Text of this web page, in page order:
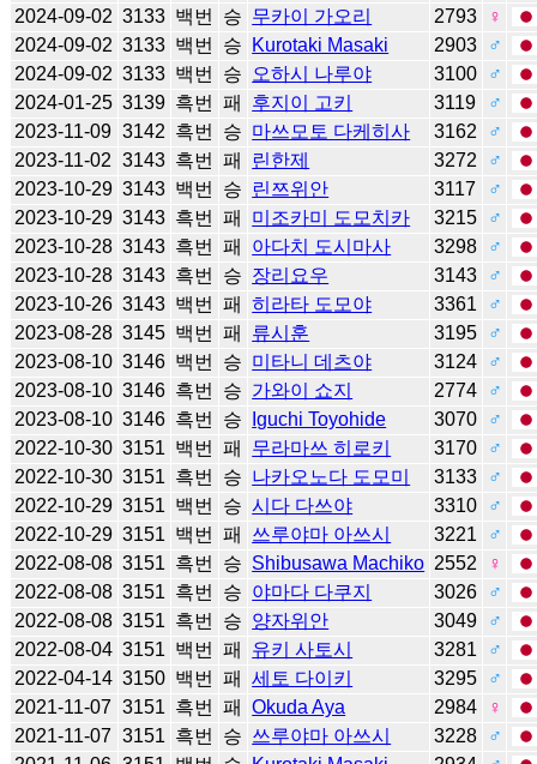
2024-09-02 3133 백번 승 무카이 가오리 2793
♀
2024-09-02 3133 백번 승 Kurotaki Masaki 2903
♂
2024-09-02 3133 백번 승 오하시 나루야 3100
♂
2024-01-25 3139 흑번 패 후지이 고키 3119
♂
2023-11-09 3142 흑번 승 마쓰모토 다케히사 3162
♂
2023-11-02 3143 흑번 패 린한제 3272
♂
2023-10-29 3143 백번 승 린쯔위안 3117
♂
2023-10-29 3143 흑번 패 미조카미 도모치카 3215
♂
2023-10-28 3143 흑번 패 아다치 도시마사 3298
♂
2023-10-28 3143 흑번 승 장리요우 3143
♂
2023-10-26 3143 백번 패 히라타 도모야 3361
♂
2023-08-28 3145 백번 패 류시훈 3195
♂
2023-08-10 3146 백번 승 미타니 데츠야 3124
♂
2023-08-10 3146 흑번 승 가와이 쇼지 2774
♂
2023-08-10 3146 흑번 승 Iguchi Toyohide 3070
♂
2022-10-30 3151 백번 패 무라마쓰 히로키 3170
♂
2022-10-30 3151 흑번 승 나카오노다 도모미 3133
♂
2022-10-29 3151 백번 승 시다 다쓰야 3310
♂
2022-10-29 3151 백번 패 쓰루야마 아쓰시 3221
♂
2022-08-08 3151 흑번 승 Shibusawa Machiko 2552
♀
2022-08-08 3151 흑번 승 야마다 다쿠지 3026
♂
2022-08-08 3151 흑번 승 양자위안 3049
♂
2022-08-04 3151 백번 패 유키 사토시 3281
♂
2022-04-14 3150 백번 패 세토 다이키 3295
♂
2021-11-07 3151 흑번 패 Okuda Aya 2984
♀
2021-11-07 3151 흑번 승 쓰루야마 아쓰시 3228
♂